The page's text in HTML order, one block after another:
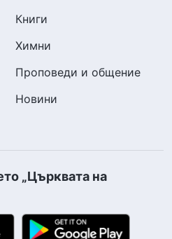
Книги
Химни
Проповеди и общение
Новини
„Църквата на